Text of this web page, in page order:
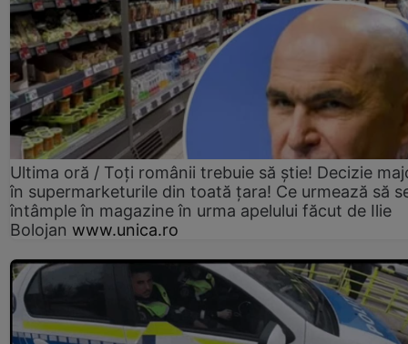
Ultima oră / Toți românii trebuie să știe! Decizie
în supermarketurile din toată țara! Ce urmează să
întâmple în magazine în urma apelului făcut de Ilie
Bolojan www.unica.ro